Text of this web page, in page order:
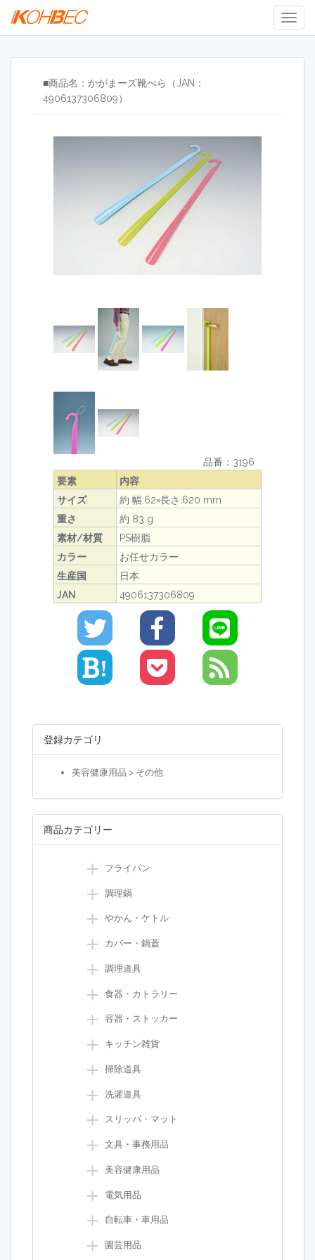
■商品名：かがまーズ靴べら（JAN：
4906137306809）
品番：3196
要素
内容
サイズ
約 幅:62×長さ:620 mm
重さ
約 83 g
素材/材質
PS樹脂
カラー
お任せカラー
生産国
日本
JAN
4906137306809
!
登録カテゴリ
美容健康用品 > その他
商品カテゴリー
フライパン
調理鍋
やかん・ケトル
カバー・鍋蓋
調理道具
食器・カトラリー
容器・ストッカー
キッチン雑貨
掃除道具
洗濯道具
スリッパ・マット
文具・事務用品
美容健康用品
電気用品
自転車・車用品
園芸用品